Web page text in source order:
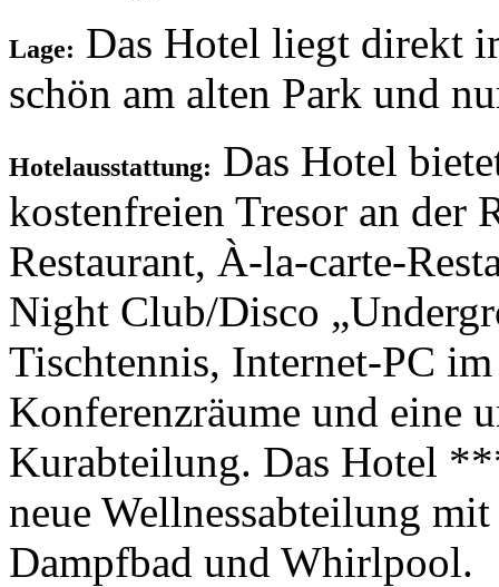
Lage: Das Hotel liegt direkt
schön am alten Park und
Hotelausstattung: Das Hotel
kostenfreien Tresor an
Restaurant, À-la-carte-
Night Club/Disco
Tischtennis, Internet-PC
Konferenzräume und eine
Kurabteilung. Das Hotel
neue Wellnessabteilung
Dampfbad und Whirlpool.